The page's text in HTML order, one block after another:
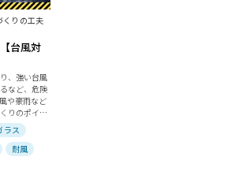
くりの工夫
台風対
、強い台風
など、危険
や豪雨など
りのポイン
ラス
耐風